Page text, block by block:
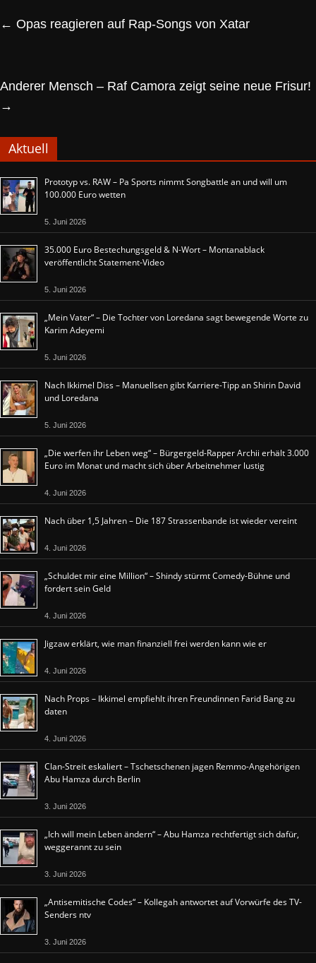
← Opas reagieren auf Rap-Songs von Xatar
Anderer Mensch – Raf Camora zeigt seine neue Frisur!
→
Aktuell
Prototyp vs. RAW – Pa Sports nimmt Songbattle an und will um
100.000 Euro wetten
5. Juni 2026
35.000 Euro Bestechungsgeld & N-Wort – Montanablack
veröffentlicht Statement-Video
5. Juni 2026
„Mein Vater“ – Die Tochter von Loredana sagt bewegende Worte zu
Karim Adeyemi
5. Juni 2026
Nach Ikkimel Diss – Manuellsen gibt Karriere-Tipp an Shirin David
und Loredana
5. Juni 2026
„Die werfen ihr Leben weg“ – Bürgergeld-Rapper Archii erhält 3.000
Euro im Monat und macht sich über Arbeitnehmer lustig
4. Juni 2026
Nach über 1,5 Jahren – Die 187 Strassenbande ist wieder vereint
4. Juni 2026
„Schuldet mir eine Million“ – Shindy stürmt Comedy-Bühne und
fordert sein Geld
4. Juni 2026
Jigzaw erklärt, wie man finanziell frei werden kann wie er
4. Juni 2026
Nach Props – Ikkimel empfiehlt ihren Freundinnen Farid Bang zu
daten
4. Juni 2026
Clan-Streit eskaliert – Tschetschenen jagen Remmo-Angehörigen
Abu Hamza durch Berlin
3. Juni 2026
„Ich will mein Leben ändern“ – Abu Hamza rechtfertigt sich dafür,
weggerannt zu sein
3. Juni 2026
„Antisemitische Codes“ – Kollegah antwortet auf Vorwürfe des TV-
Senders ntv
3. Juni 2026